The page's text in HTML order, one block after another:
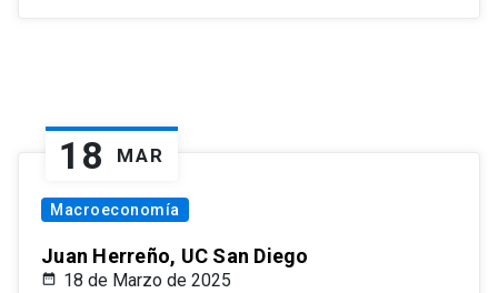
18 MAR
Macroeconomía
Juan Herreño, UC San Diego
18 de Marzo de 2025